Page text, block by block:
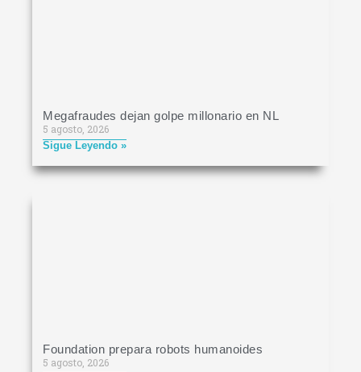
Megafraudes dejan golpe millonario en NL
5 agosto, 2026
Sigue Leyendo »
Foundation prepara robots humanoides
5 agosto, 2026